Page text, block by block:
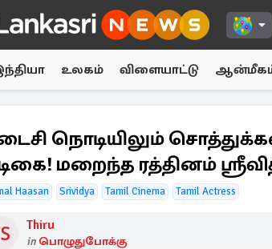
உலகம் விளையாட்டு
நொடியிலும்
மறைந்த ரத்தினம்
Haasan Srividya Tamil Cinema Tamil Actress
Thiru
in பொழுதுபோக்கு